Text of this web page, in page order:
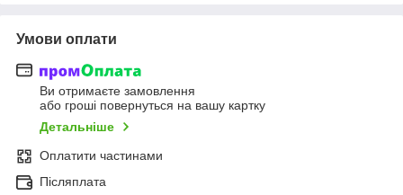
Умови оплати
Ви отримаєте замовлення
або гроші повернуться на вашу картку
Детальніше
Оплатити частинами
Післяплата